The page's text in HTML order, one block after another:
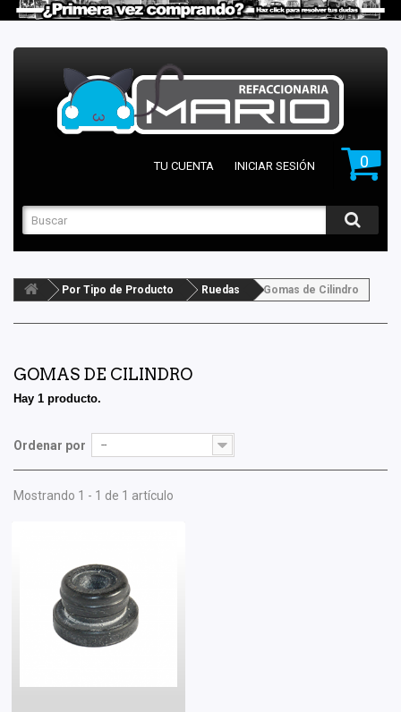
0
TU CUENTA INICIAR SESIÓN
Por Tipo de Producto Ruedas Gomas de Cilindro
GOMAS DE CILINDRO
Hay 1 producto.
Ordenar por --
Mostrando 1 - 1 de 1 artículo